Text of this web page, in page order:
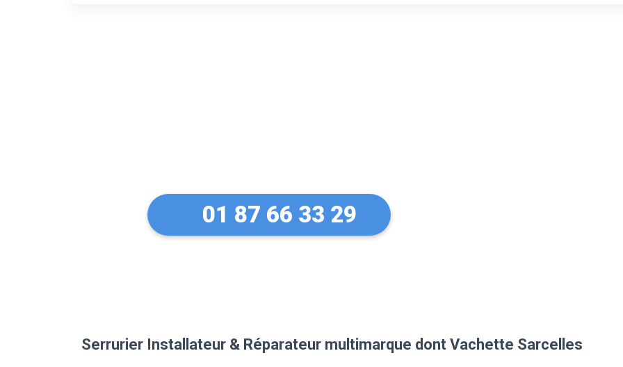
01 87 66 33 29
Serrurier Installateur & Réparateur multimarque dont Vachette Sarcelles